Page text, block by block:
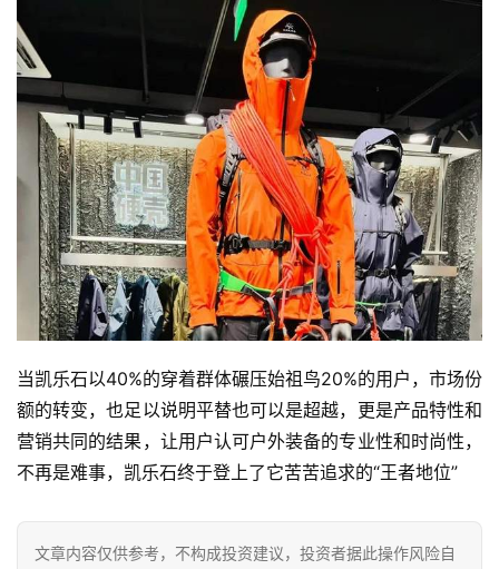
当凯乐石以40%的穿着群体碾压始祖鸟20%的用户，市场份
额的转变，也足以说明平替也可以是超越，更是产品特性和
营销共同的结果，让用户认可户外装备的专业性和时尚性，
不再是难事，凯乐石终于登上了它苦苦追求的“王者地位”
文章内容仅供参考，不构成投资建议，投资者据此操作风险自